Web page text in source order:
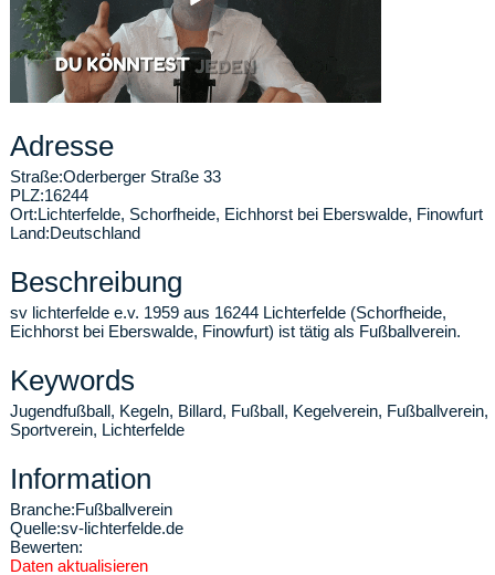
Adresse
Straße:Oderberger Straße 33
PLZ:16244
Ort:Lichterfelde, Schorfheide, Eichhorst bei Eberswalde, Finowfurt
Land:Deutschland
Beschreibung
sv lichterfelde e.v. 1959 aus 16244 Lichterfelde (Schorfheide,
Eichhorst bei Eberswalde, Finowfurt) ist tätig als Fußballverein.
Keywords
Jugendfußball, Kegeln, Billard, Fußball, Kegelverein, Fußballverein,
Sportverein, Lichterfelde
Information
Branche:Fußballverein
Quelle:sv-lichterfelde.de
Bewerten:
Daten aktualisieren